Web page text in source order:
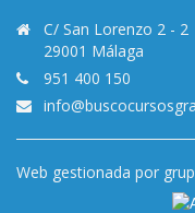
C/ San Lorenzo 2 - 2
29001 Málaga
951 400 150
Web gestionada por